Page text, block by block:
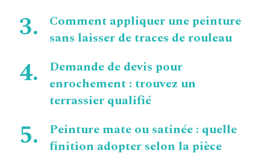
Comment appliquer une peinture
sans laisser de traces de rouleau
Demande de devis pour
enrochement : trouvez un
terrassier qualifié
Peinture mate ou satinée : quelle
finition adopter selon la pièce